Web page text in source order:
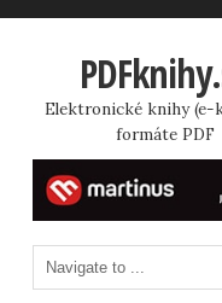
Elektronické knihy (e-
formáte PDF